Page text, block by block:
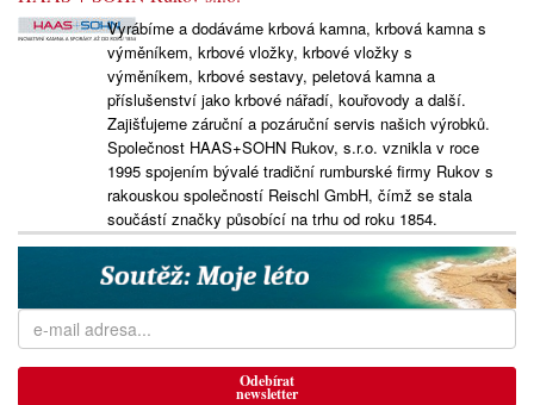
Vyrábíme a dodáváme krbová kamna, krbová kamna s
výměníkem, krbové vložky, krbové vložky s
výměníkem, krbové sestavy, peletová kamna a
příslušenství jako krbové nářadí, kouřovody a další.
Zajišťujeme záruční a pozáruční servis našich výrobků.
Společnost HAAS+SOHN Rukov, s.r.o. vznikla v roce
1995 spojením bývalé tradiční rumburské firmy Rukov s
rakouskou společností Reischl GmbH, čímž se stala
součástí značky působící na trhu od roku 1854.
Odebírat
newsletter